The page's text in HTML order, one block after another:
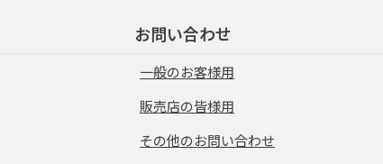
お問い合わせ
一般のお客様用
販売店の皆様用
その他のお問い合わせ